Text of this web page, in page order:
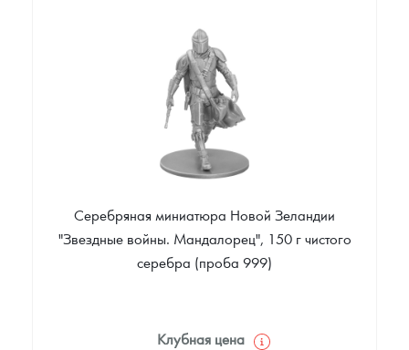
Цена выкупа
Звоните
Серебряная миниатюра Новой Зеландии
"Звездные войны. Мандалорец", 150 г чистого
серебра (проба 999)
Клубная цена